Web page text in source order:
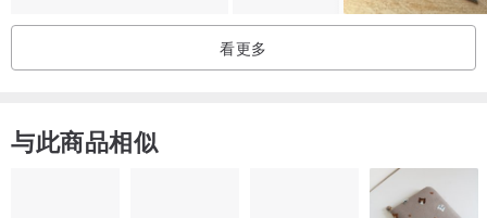
看更多
与此商品相似